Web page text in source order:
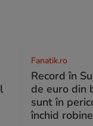
Fanatik.ro
Record în
de euro din
sunt în
închid